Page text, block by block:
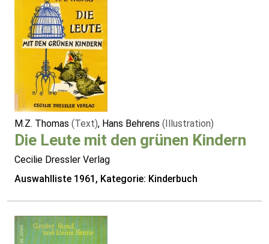
M.Z. Thomas (Text), Hans Behrens (Illustration)
Die Leute mit den grünen Kindern
Cecilie Dressler Verlag
Auswahlliste 1961, Kategorie: Kinderbuch